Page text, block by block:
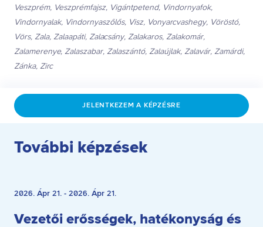
Veszprém, Veszprémfajsz, Vigántpetend, Vindornyafok,
Vindornyalak, Vindornyaszőlős, Visz, Vonyarcvashegy, Vöröstó,
Vörs, Zala, Zalaapáti, Zalacsány, Zalakaros, Zalakomár,
Zalamerenye, Zalaszabar, Zalaszántó, Zalaújlak, Zalavár, Zamárdi,
Zánka, Zirc
JELENTKEZEM A KÉPZÉSRE
További képzések
2026. Ápr 21. - 2026. Ápr 21.
Vezetői erősségek, hatékonyság és